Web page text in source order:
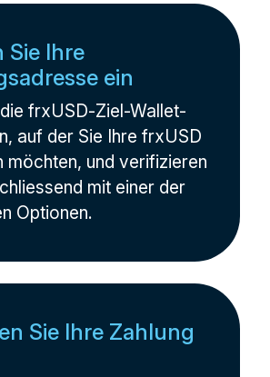
Sie Ihre
ein
frxUSD-Ziel-Wallet-
auf der Sie Ihre frxUSD
möchten, und verifizieren
mit einer der
Optionen.
Sie Ihre Zahlung